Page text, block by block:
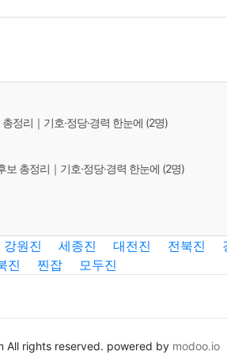
정리｜기호·정당·경력 한눈에 (2명)
총정리｜기호·정당·경력 한눈에 (2명)
강원진 세종진 대전진 전북진
진
찐잡 모두진
All rights reserved. powered by modoo.io